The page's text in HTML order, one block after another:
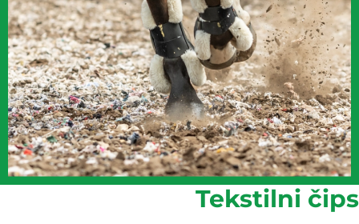
Tekstilni čips